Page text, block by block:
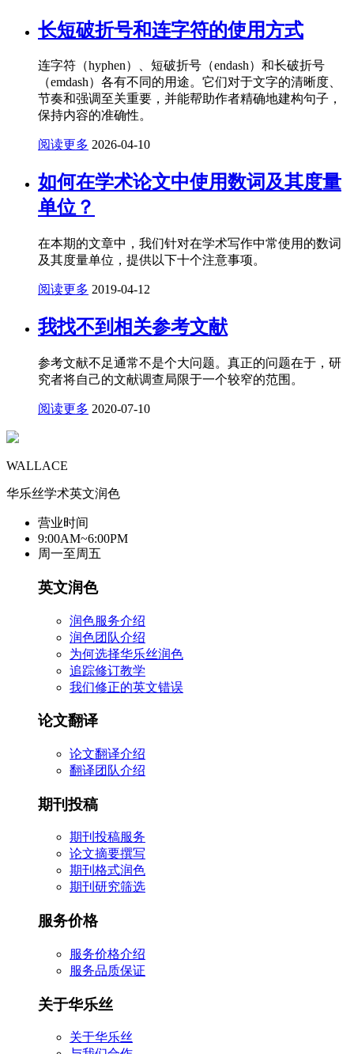
长短破折号和连字符的使用方式
连字符（hyphen）、短破折号（endash）和长破折号
（emdash）各有不同的用途。它们对于文字的清晰度、
节奏和强调至关重要，并能帮助作者精确地建构句子，
保持内容的准确性。
阅读更多 2026-04-10
如何在学术论文中使用数词及其度量
单位？
在本期的文章中，我们针对在学术写作中常使用的数词
及其度量单位，提供以下十个注意事项。
阅读更多 2019-04-12
我找不到相关参考文献
参考文献不足通常不是个大问题。真正的问题在于，研
究者将自己的文献调查局限于一个较窄的范围。
阅读更多 2020-07-10
WALLACE
华乐丝学术英文润色
营业时间
9:00AM~6:00PM
周一至周五
英文润色
润色服务介绍
润色团队介绍
为何选择华乐丝润色
追踪修订教学
我们修正的英文错误
论文翻译
论文翻译介绍
翻译团队介绍
期刊投稿
期刊投稿服务
论文摘要撰写
期刊格式润色
期刊研究筛选
服务价格
服务价格介绍
服务品质保证
关于华乐丝
关于华乐丝